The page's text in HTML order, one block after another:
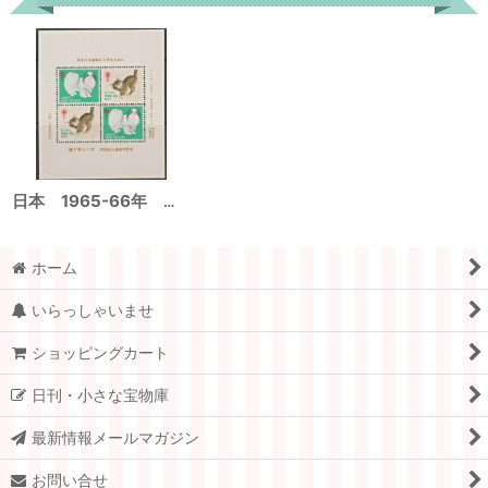
最近チェックしたアイテム
ホーム
いらっしゃいませ
ショッピングカート
日刊・小さな宝物庫
最新情報メールマガジン